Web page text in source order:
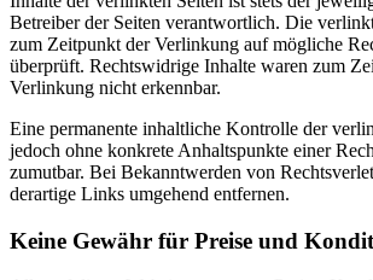
Betreiber der Seiten verantwortlich. Die
zum Zeitpunkt der Verlinkung auf mögliche
überprüft. Rechtswidrige Inhalte waren zum
Verlinkung nicht erkennbar.
Eine permanente inhaltliche Kontrolle der
jedoch ohne konkrete Anhaltspunkte einer
zumutbar. Bei Bekanntwerden von
derartige Links umgehend entfernen.
Keine Gewähr für Preise und